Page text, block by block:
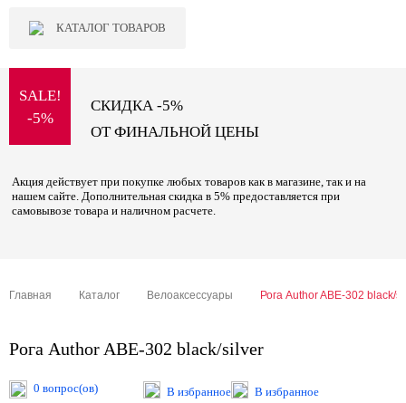
КАТАЛОГ ТОВАРОВ
SALE!
-5%
СКИДКА -5%
ОТ ФИНАЛЬНОЙ ЦЕНЫ
Акция действует при покупке любых товаров как в магазине, так и на
нашем сайте. Дополнительная скидка в 5% предоставляется при
самовывозе товара и наличном расчете.
Главная Каталог Велоаксессуары Рога Author ABE-302 black/
Рога Author ABE-302 black/silver
0 вопрос(ов) В избранное В избранное